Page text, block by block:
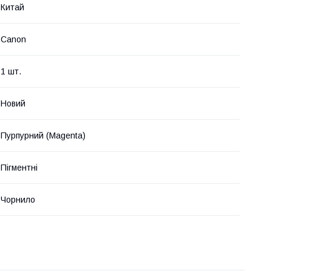
Китай
Canon
1 шт.
Новий
Пурпурний (Magenta)
Пігментні
Чорнило